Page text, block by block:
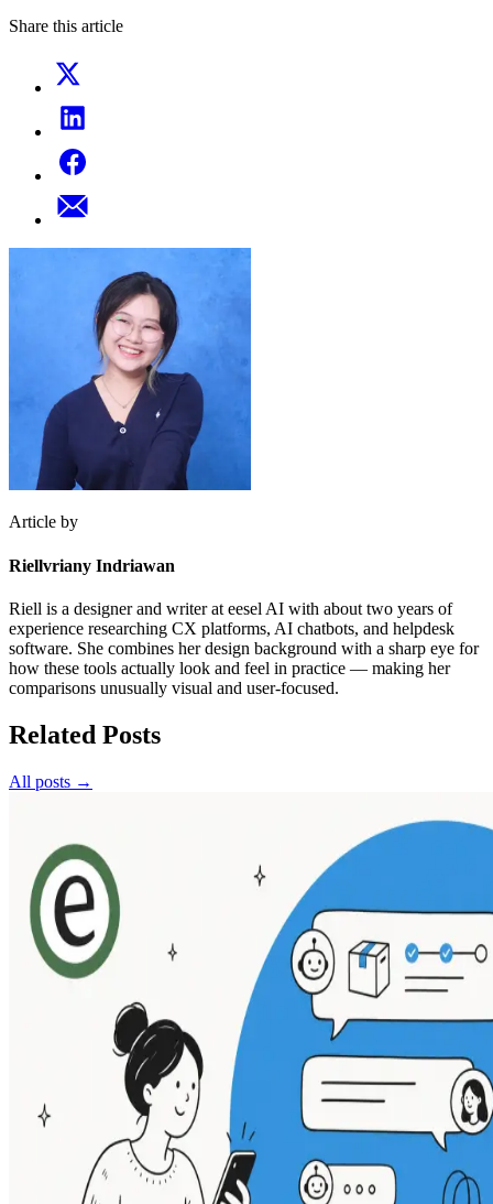
Share this article
Article by
Riellvriany Indriawan
Riell is a designer and writer at eesel AI with about two years of
experience researching CX platforms, AI chatbots, and helpdesk
software. She combines her design background with a sharp eye for
how these tools actually look and feel in practice — making her
comparisons unusually visual and user-focused.
Related Posts
All posts →